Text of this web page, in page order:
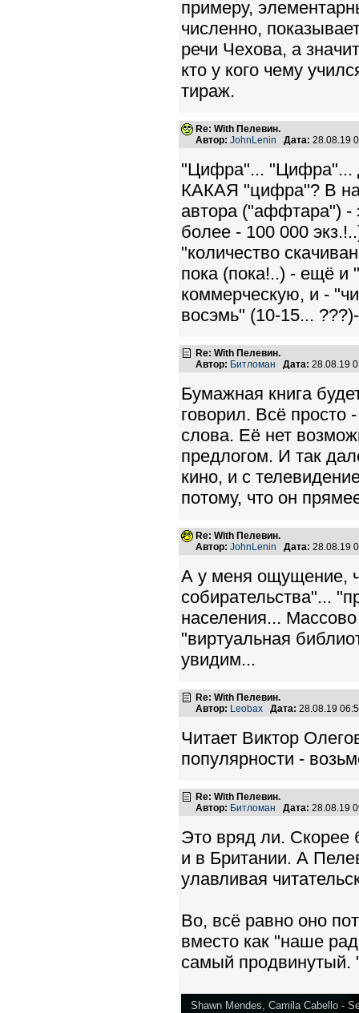
примеру,
численно,
речи Чехова, а
кто у кого чему
тираж.
Re: With Пелевин.
Автор: JohnLenin Дата: 28.08.19
"Цифра"... "Цифра"...
КАКАЯ "цифра"? В
автора ("аффтара") -
более - 100 000
"количество
пока (пока!..) - ещё
коммерческую, и -
восэмь" (10-15...
Re: With Пелевин.
Автор: Битломан Дата: 28.08.19
Бумажная книга
говорил. Всё просто
слова. Её нет
предлогом. И так
кино, и с
потому, что он
Re: With Пелевин.
Автор: JohnLenin Дата: 28.08.19
А у меня ощущение,
собирательства"...
населения...
"виртуальная
увидим...
Re: With Пелевин.
Автор: Leobax Дата: 28.08.19
Читает Виктор
популярности -
Re: With Пелевин.
Автор: Битломан Дата: 28.08.19
Это вряд ли. Скорее
и в Британии. А
улавливая
Во, всё равно оно
вместо как "наше
самый продвинутый.
Shawn Mendes, Camila Cabello -